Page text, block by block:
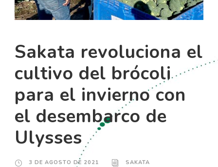
Sakata revoluciona el
cultivo del brócoli
para el invierno con
el desembarco de
Ulysses
3 DE AGOSTO DE 2021
SAKATA